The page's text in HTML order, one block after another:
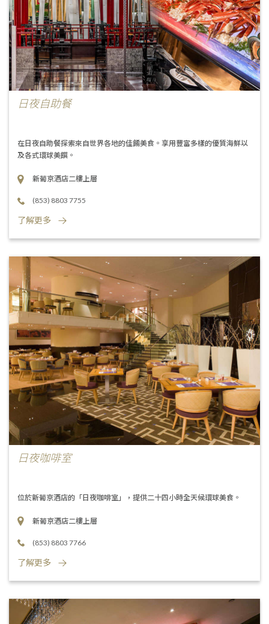
日夜自助餐
在日夜自助餐探索來自世界各地的佳餚美食。享用豐富多樣的優質海鮮以
及各式環球美饌。
新葡京酒店二樓上層
(853) 8803 7755
了解更多
日夜咖啡室
位於新葡京酒店的「日夜咖啡室」，提供二十四小時全天候環球美食。
新葡京酒店二樓上層
(853) 8803 7766
了解更多